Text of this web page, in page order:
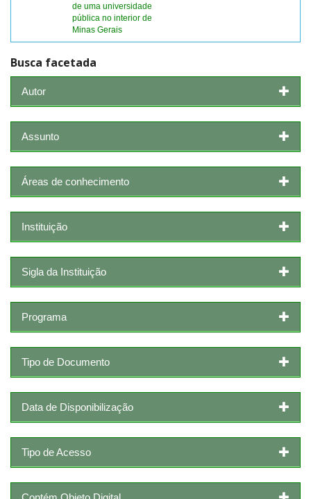
de uma universidade
pública no interior de
Minas Gerais
Busca facetada
Autor
Assunto
Áreas de conhecimento
Instituição
Sigla da Instituição
Programa
Tipo de Documento
Data de Disponibilização
Tipo de Acesso